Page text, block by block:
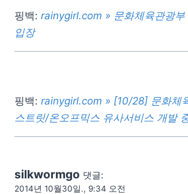
핑백: rainygirl.com » 문화체육관광부
입장
핑백: rainygirl.com » [10/28] 문화체
스트릿/온오프믹스 유사서비스 개발
silkwormgo 댓글:
2014년 10월30일., 9:34 오전